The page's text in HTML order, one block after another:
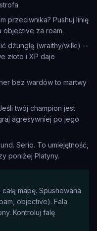
przeciwnika? Pushuj linię
objective za roam.
dżunglę (wraithy/wilki) --
złoto i XP daje
bez wardów to martwy
twój champion jest
agresywniej po jego
Serio. To umiejętność,
poniżej Platyny.
mapę. Spushowana
objective). Fala
Kontroluj falę